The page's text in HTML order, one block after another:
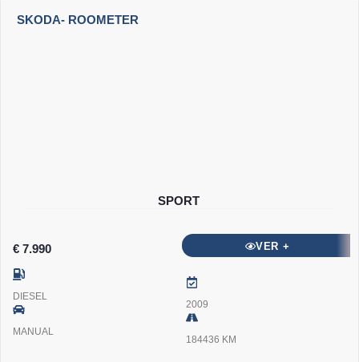
SKODA- ROOMETER
SPORT
€ 7.990 VER +
DIESEL
MANUAL
2009
184436 KM